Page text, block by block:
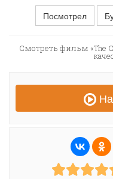
Посмотрел
Смотреть фильм «The